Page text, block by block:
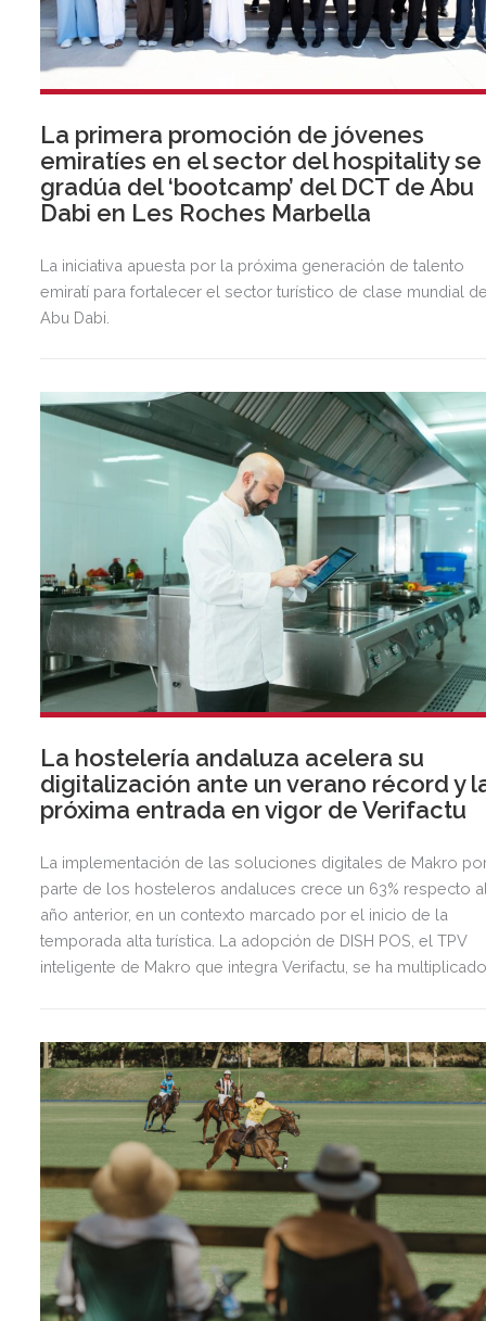
La primera promoción de jóvenes
emiratíes en el sector del hospitality se
gradúa del ‘bootcamp’ del DCT de Abu
Dabi en Les Roches Marbella
La iniciativa apuesta por la próxima generación de talento
emiratí para fortalecer el sector turístico de clase mundial
Abu Dabi.
La hostelería andaluza acelera su
digitalización ante un verano récord y
próxima entrada en vigor de Verifactu
La implementación de las soluciones digitales de Makro
parte de los hosteleros andaluces crece un 63% respecto
año anterior, en un contexto marcado por el inicio de la
temporada alta turística. La adopción de DISH POS, el TPV
inteligente de Makro que integra Verifactu, se ha